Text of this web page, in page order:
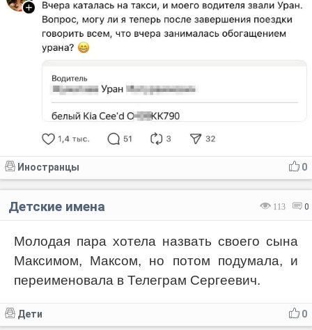
Отмена Отправить
0
Иностранцы
113 0
Детские имена
Молодая пара хотела назвать своего сына
Максимом, Максом, но потом подумала, и
переименовала в Телеграм Сергеевич.
0
Дети